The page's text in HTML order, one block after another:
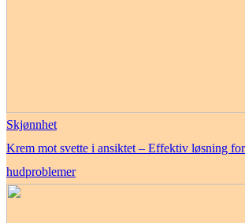
Skjønnhet
Krem mot svette i ansiktet – Effektiv løsning
hudproblemer